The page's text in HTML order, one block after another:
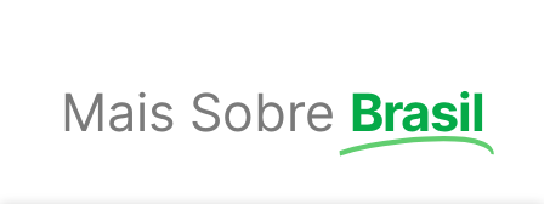
Mais Sobre Brasil